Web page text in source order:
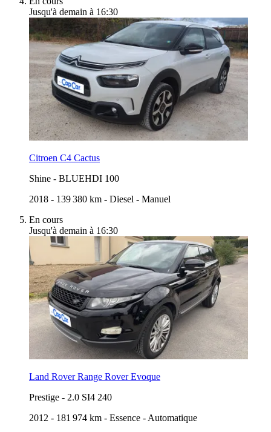
Jusqu'à demain à 16:30
Citroen C4 Cactus
Shine - BLUEHDI 100
2018 - 139 380 km - Diesel - Manuel
En cours
Jusqu'à demain à 16:30
Land Rover Range Rover Evoque
Prestige - 2.0 SI4 240
2012 - 181 974 km - Essence - Automatique